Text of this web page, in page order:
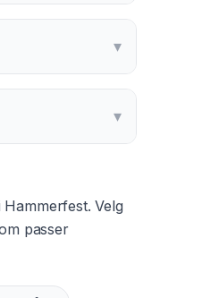
▾
▾
Hammerfest. Velg
passer